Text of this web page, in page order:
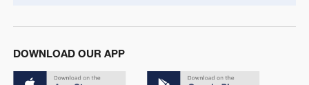
DOWNLOAD OUR APP